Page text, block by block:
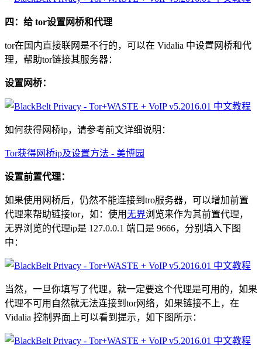
四：给 tor设置网桥和代理
tor在国内直接联网是不行的，可以在 Vidalia 中设置网桥和代
理，帮助tor链接其服务器：
设置网桥：
如何获得网桥ip，请参考前文详细说明：
Tor获得网桥ip及设置方法 - 美博园
设置前置代理：
如果使用网桥后，仍然不能连接到tro服务器，可以增加前置
代理来帮助链接tor，如：使用无界浏览来作为其前置代理，
无界浏览的代理ip是 127.0.0.1 端口是 9666，分别填入下图
中：
当然，一旦你填写了代理，就一定要这个代理是可用的，如果
代理不可用自然就无法连接到tor网络，如果链接不上，在
Vidalia 控制界面上可以看到提示，如下图所示：